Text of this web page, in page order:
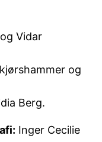
Vidar
og
Berg.
Inger Cecilie